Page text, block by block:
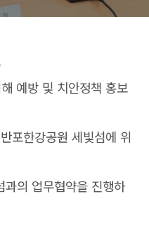
예방 및 치안정책 홍보
포한강공원 세빛섬에 위
의 업무협약을 진행하